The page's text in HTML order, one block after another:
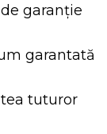
garanție
garantată
tuturor